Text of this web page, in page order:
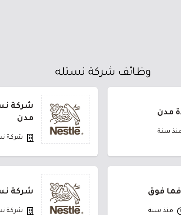
وظائف شركة نستله
سنة
شركة
مدن
شركة
فوق
منذ سنة
شركة نستله توفر 15
شركة